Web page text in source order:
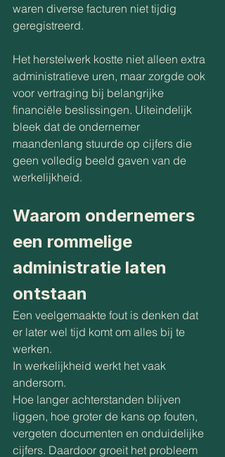
waren diverse facturen niet tijdig
geregistreerd.
Het herstelwerk kostte niet alleen extra
administratieve uren, maar zorgde ook
voor vertraging bij belangrijke
financiële beslissingen. Uiteindelijk
bleek dat de ondernemer
maandenlang stuurde op cijfers die
geen volledig beeld gaven van de
werkelijkheid.
Waarom ondernemers
een rommelige
administratie laten
ontstaan
Een veelgemaakte fout is denken dat
er later wel tijd komt om alles bij te
werken.
In werkelijkheid werkt het vaak
andersom.
Hoe langer achterstanden blijven
liggen, hoe groter de kans op fouten,
vergeten documenten en onduidelijke
cijfers. Daardoor groeit het probleem